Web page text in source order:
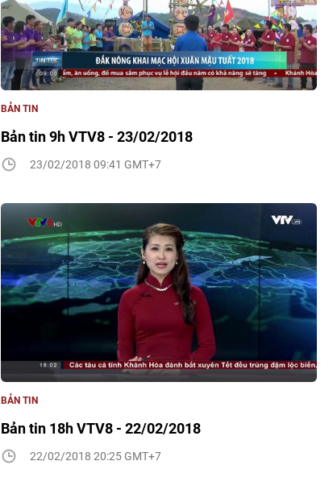
Bản tin 9h VTV8 - 23/02/2018
BẢN TIN
23/02/2018 09:41 GMT+7
Bản tin 18h VTV8 - 22/02/2018
BẢN TIN
22/02/2018 20:25 GMT+7